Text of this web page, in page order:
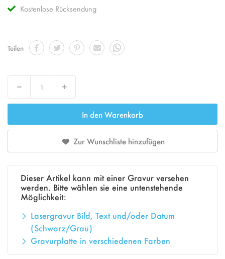
Kostenlose Rücksendung
Teilen
Decrease Increase
In den Warenkorb
Zur Wunschliste hinzufügen
Dieser Artikel kann mit einer Gravur versehen
werden. Bitte wählen sie eine untenstehende
Möglichkeit:
Lasergravur Bild, Text und/oder Datum
(Schwarz/Grau)
Gravurplatte in verschiedenen Farben